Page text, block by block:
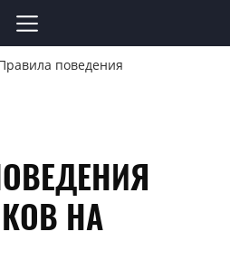
поведения
НА